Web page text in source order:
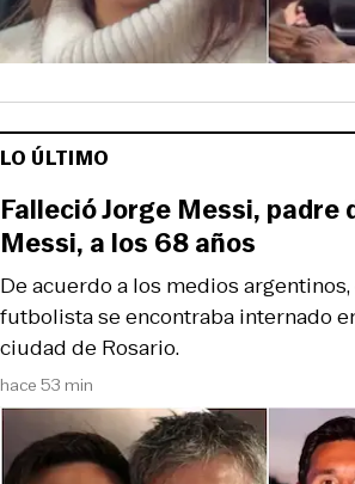
LO ÚLTIMO
hace 53 min
De acuerdo a los medios
futbolista se encontraba internado
ciudad de Rosario.
Falleció Jorge Messi, padre
Messi, a los 68 años